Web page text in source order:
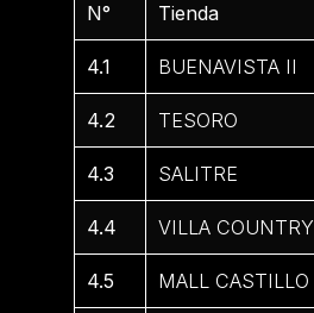
N° Tienda
4.1 BUENAVISTA II
4.2 TESORO
4.3 SALITRE
4.4 VILLA COUNTRY
4.5 MALL CASTILLO